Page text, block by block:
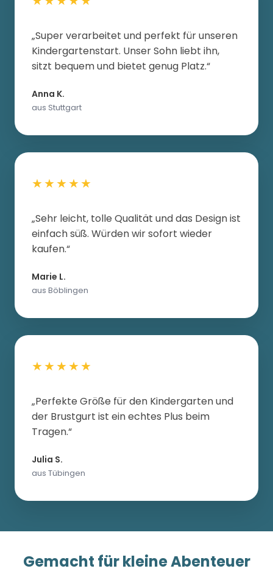
„Super verarbeitet und perfekt für unseren
Kindergartenstart. Unser Sohn liebt ihn,
sitzt bequem und bietet genug Platz.“
Anna K.
aus Stuttgart
★★★★★
„Sehr leicht, tolle Qualität und das Design ist
einfach süß. Würden wir sofort wieder
kaufen.“
Marie L.
aus Böblingen
★★★★★
„Perfekte Größe für den Kindergarten und
der Brustgurt ist ein echtes Plus beim
Tragen.“
Julia S.
aus Tübingen
Gemacht für kleine Abenteuer